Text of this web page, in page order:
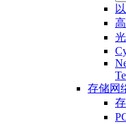
存储网